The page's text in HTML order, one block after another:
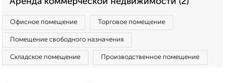
Офисное помещение Торговое помещение
Помещение свободного назначения
Складское помещение Производственное помещение